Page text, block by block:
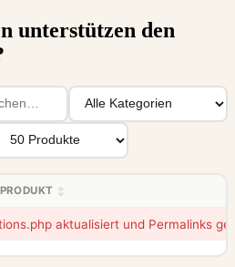
unterstützen den
PRODUKT ↕
aktualisiert und Permalinks